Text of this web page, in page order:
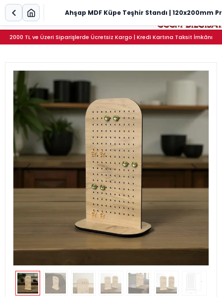
2000 TL ve Üzeri Siparişlerde Ücretsiz Kargo | Kredi Kartına Taksit İmkânı
Ahşap MDF Küpe Teşhir Standı | 120x200mm